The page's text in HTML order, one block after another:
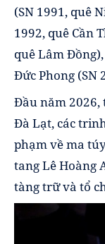
(SN 1991, quê
1992, quê Cần
quê Lâm
Đức Phong (SN
Đầu năm 2026,
Đà Lạt, các
phạm về ma
tang Lê Hoàng
tàng trữ và tổ